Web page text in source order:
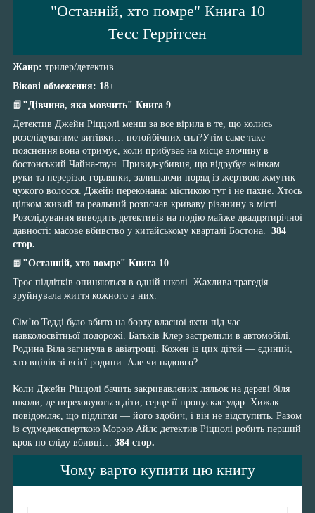
"Останній, хто помре" Книга 10
Тесс Геррітсен
Жанр: трилер/детектив
Вікові обмеження: 18+
📙 "Дівчина, яка мовчить" Книга 9
Детектив Джейн Ріццолі менш за все вірила в те, що колись
розслідуватиме витівки… потойбічних сил?Утім саме таке
пояснення вона отримує, коли прибуває на місце злочину в
бостонський Чайна-таун. Привид-убивця, що відрубує жінкам
руки та перерізає горлянки, залишаючи поряд із жертвою жмутик
чужого волосся. Джейн переконана: містикою тут і не пахне. Хтось
цілком живий та реальний розпочав криваву різанину в місті.
Розслідування виводить детективів на подію майже двадцятирічної
давності: масове вбивство у китайському кварталі Бостона. 384
стор.
📙 "Останній, хто помре" Книга 10
Троє підлітків опиняються в одній школі. Жахлива трагедія
зруйнувала життя кожного з них.
Сім’ю Тедді було вбито на борту власної яхти під час
навколосвітньої подорожі. Батьків Клер застрелили в автомобілі.
Родина Віла загинула в авіатрощі. Кожен із цих дітей — єдиний,
хто вцілів зі всієї родини. Але чи надовго?
Коли Джейн Ріццолі бачить закривавлених ляльок на дереві біля
школи, де переховуються діти, серце її пропускає удар. Хижак
повідомляє, що підлітки — його здобич, і він не відступить. Разом
із судмедексперткою Морою Айлс детектив Ріццолі робить перший
крок по сліду вбивці… 384 стор.
Чому варто купити цю книгу